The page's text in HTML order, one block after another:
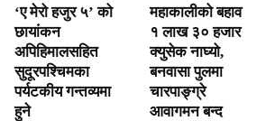
‘ए मेरो हजुर ५’ को
छायांकन
अपिहिमालसहित
सुदूरपश्चिमका
पर्यटकीय गन्तव्यमा
हुने
महाकालीको बहाव
१ लाख ३० हजार
क्युसेक नाघ्यो,
बनवासा पुलमा
चारपाङ्ग्रे
आवागमन बन्द